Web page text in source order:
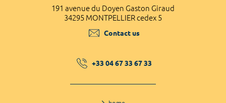
191 avenue du Doyen Gaston Giraud
34295 MONTPELLIER cedex 5
Contact us
+33 04 67 33 67 33